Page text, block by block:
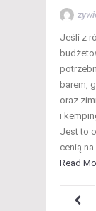
Jeśli z
barem,
oraz
i
Jest to
cenią
Read